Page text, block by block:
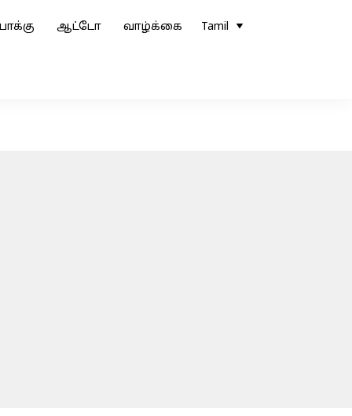
ஆட்டோ வாழ்க்கை Tamil